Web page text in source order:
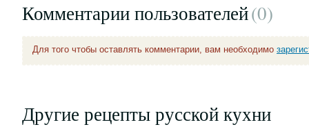
Комментарии пользователей(0)
Для того чтобы оставлять комментарии, вам необходимо
Другие рецепты русской кухни